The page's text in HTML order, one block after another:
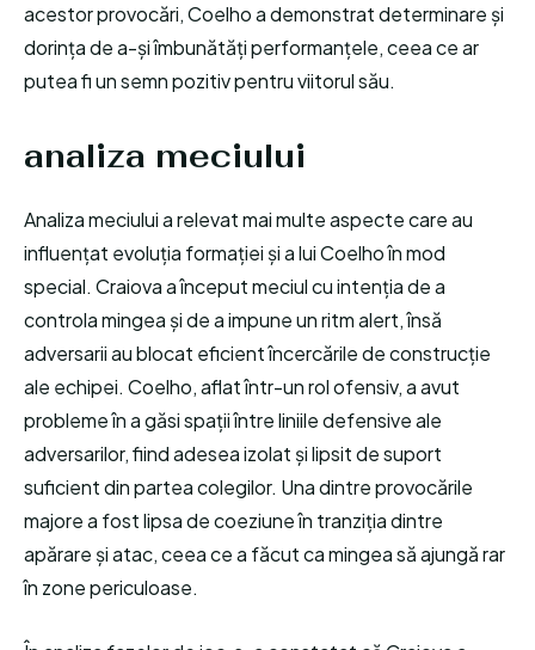
acestor provocări, Coelho a demonstrat determinare și
dorința de a-și îmbunătăți performanțele, ceea ce ar
putea fi un semn pozitiv pentru viitorul său.
analiza meciului
Analiza meciului a relevat mai multe aspecte care au
influențat evoluția formației și a lui Coelho în mod
special. Craiova a început meciul cu intenția de a
controla mingea și de a impune un ritm alert, însă
adversarii au blocat eficient încercările de construcție
ale echipei. Coelho, aflat într-un rol ofensiv, a avut
probleme în a găsi spații între liniile defensive ale
adversarilor, fiind adesea izolat și lipsit de suport
suficient din partea colegilor. Una dintre provocările
majore a fost lipsa de coeziune în tranziția dintre
apărare și atac, ceea ce a făcut ca mingea să ajungă rar
în zone periculoase.